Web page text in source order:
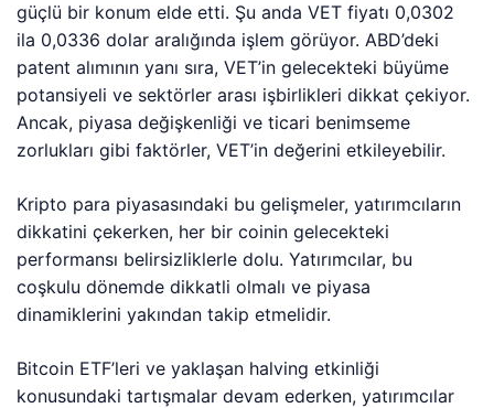
güçlü bir konum elde etti. Şu anda VET fiyatı 0,0302
ila 0,0336 dolar aralığında işlem görüyor. ABD’deki
patent alımının yanı sıra, VET’in gelecekteki büyüme
potansiyeli ve sektörler arası işbirlikleri dikkat çekiyor.
Ancak, piyasa değişkenliği ve ticari benimseme
zorlukları gibi faktörler, VET’in değerini etkileyebilir.
Kripto para piyasasındaki bu gelişmeler, yatırımcıların
dikkatini çekerken, her bir coinin gelecekteki
performansı belirsizliklerle dolu. Yatırımcılar, bu
coşkulu dönemde dikkatli olmalı ve piyasa
dinamiklerini yakından takip etmelidir.
Bitcoin ETF’leri ve yaklaşan halving etkinliği
konusundaki tartışmalar devam ederken, yatırımcılar